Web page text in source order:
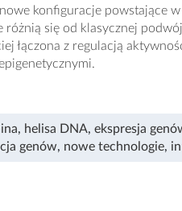
konfiguracje powstające
różnią się od klasycznej
łączona z regulacją
, helisa DNA, ekspresja
genów, nowe technologie,